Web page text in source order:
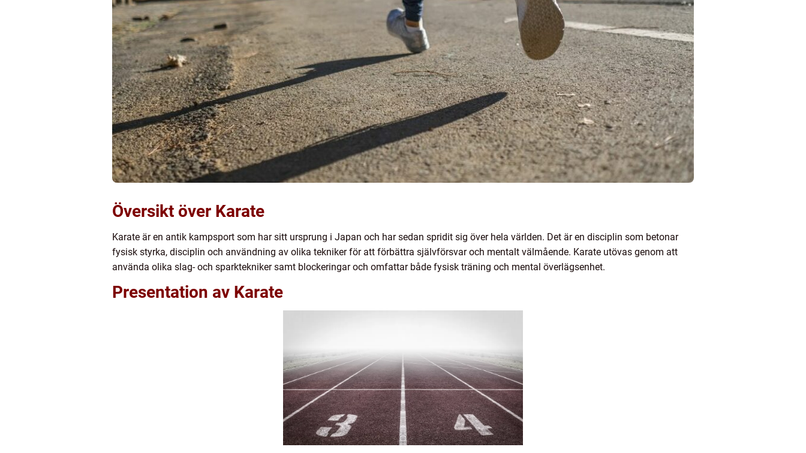
Översikt över Karate
Karate är en antik kampsport som har sitt ursprung i Japan och har sedan spridit sig över hela världen. Det är en disciplin som betonar
fysisk styrka, disciplin och användning av olika tekniker för att förbättra självförsvar och mentalt välmående. Karate utövas genom att
använda olika slag- och sparktekniker samt blockeringar och omfattar både fysisk träning och mental överlägsenhet.
Presentation av Karate